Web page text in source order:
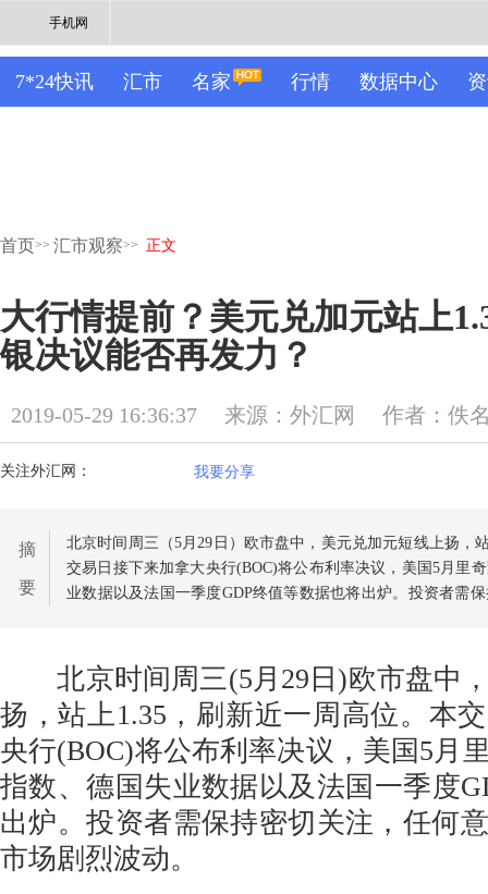
手机网
7*24快讯 汇市 名家 行情 数据中心
首页>> 汇市观察>> 正文
大行情提前？美元兑加元站上
银决议能否再发力？
2019-05-29 16:36:37 来源：外汇网 作者：佚
关注外汇网： 我要分享
摘
要
北京时间周三（5月29日）欧市盘中，美元兑加元短线上扬，
交易日接下来加拿大央行(BOC)将公布利率决议，美国5月里
业数据以及法国一季度GDP终值等数据也将出炉。投资者需
北京时间周三(5月29日)欧市盘中
扬，站上1.35，刷新近一周高位。本
央行(BOC)将公布利率决议，美国5月
指数、德国失业数据以及法国一季度
出炉。投资者需保持密切关注，任何
市场剧烈波动。